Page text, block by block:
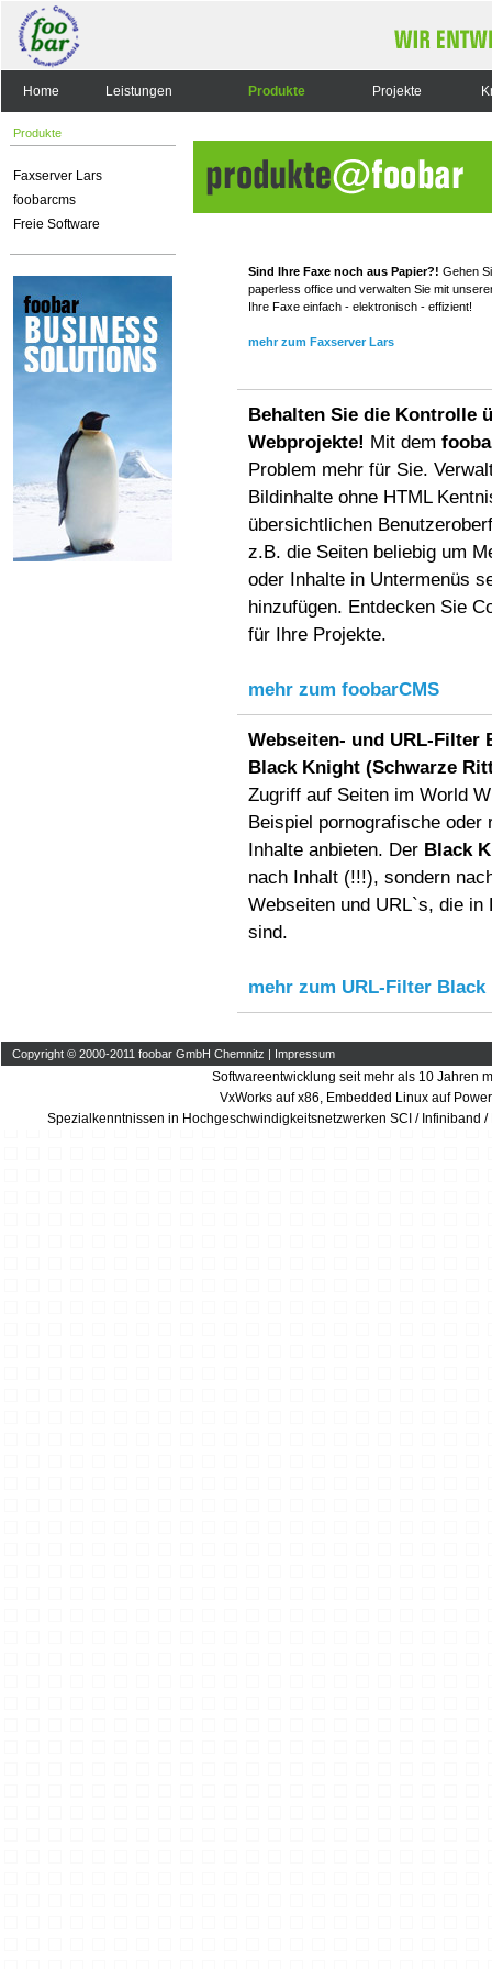
Home Leistungen Produkte Projekte
Produkte
Faxserver Lars
foobarcms
Freie Software
Sind Ihre Faxe noch aus Papier?! Gehen
paperless office und verwalten Sie mit
Ihre Faxe einfach - elektronisch - effizient!
mehr zum Faxserver Lars
Behalten Sie die Kontrolle
Webprojekte! Mit dem
Problem mehr für Sie.
Bildinhalte ohne HTML
übersichtlichen
z.B. die Seiten beliebig um
oder Inhalte in Untermenüs
hinzufügen. Entdecken Sie
für Ihre Projekte.
mehr zum foobarCMS
Webseiten- und URL-
Black Knight (Schwarze
Zugriff auf Seiten im World
Beispiel pornografische oder
Inhalte anbieten. Der Black
nach Inhalt (!!!), sondern
Webseiten und URL`s, die in
sind.
mehr zum URL-Filter
Copyright © 2000-2011 foobar GmbH Chemnitz | Impressum
Softwareentwicklung seit mehr als 10 Jahren
VxWorks auf x86, Embedded Linux auf
Spezialkenntnissen in Hochgeschwindigkeitsnetzwerken SCI / Infiniband